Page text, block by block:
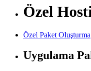
Özel
Özel Paket Oluşturma
Uygulama